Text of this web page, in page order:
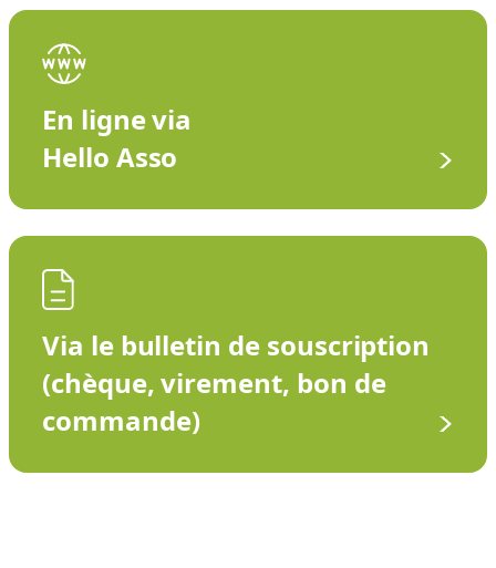
En ligne via
Hello Asso
Via le bulletin de souscription
(chèque, virement, bon de
commande)